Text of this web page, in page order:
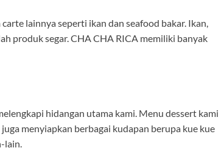
lainnya seperti ikan dan seafood bakar. Ikan,
produk segar. CHA CHA RICA memiliki banyak
hidangan utama kami. Menu dessert kami
menyiapkan berbagai kudapan berupa kue kue
lain.